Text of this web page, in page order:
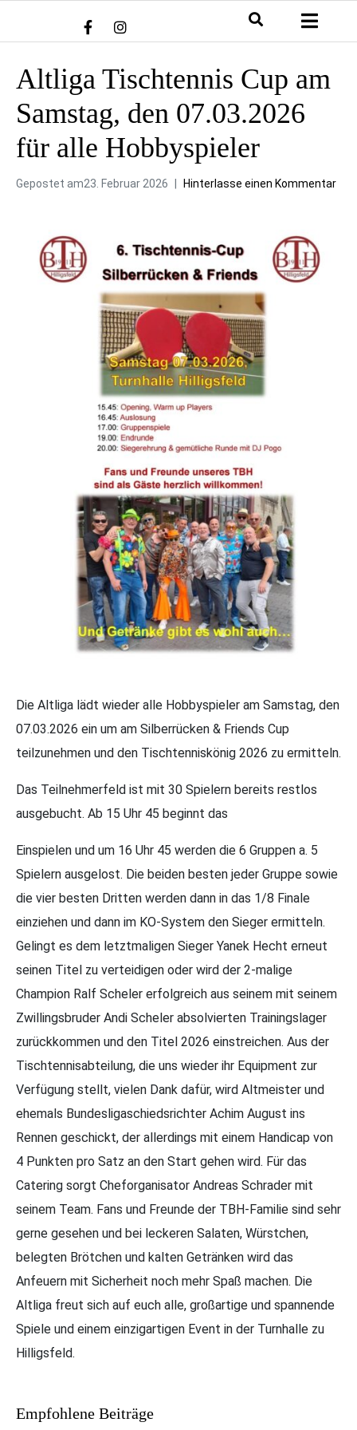
Altliga Tischtennis Cup am
Samstag, den 07.03.2026
für alle Hobbyspieler
Gepostet am23. Februar 2026 Hinterlasse einen Kommentar
Die Altliga lädt wieder alle Hobbyspieler am Samstag, den
07.03.2026 ein um am Silberrücken & Friends Cup
teilzunehmen und den Tischtenniskönig 2026 zu ermitteln.
Das Teilnehmerfeld ist mit 30 Spielern bereits restlos
ausgebucht. Ab 15 Uhr 45 beginnt das
Einspielen und um 16 Uhr 45 werden die 6 Gruppen a. 5
Spielern ausgelost. Die beiden besten jeder Gruppe sowie
die vier besten Dritten werden dann in das 1/8 Finale
einziehen und dann im KO-System den Sieger ermitteln.
Gelingt es dem letztmaligen Sieger Yanek Hecht erneut
seinen Titel zu verteidigen oder wird der 2-malige
Champion Ralf Scheler erfolgreich aus seinem mit seinem
Zwillingsbruder Andi Scheler absolvierten Trainingslager
zurückkommen und den Titel 2026 einstreichen. Aus der
Tischtennisabteilung, die uns wieder ihr Equipment zur
Verfügung stellt, vielen Dank dafür, wird Altmeister und
ehemals Bundesligaschiedsrichter Achim August ins
Rennen geschickt, der allerdings mit einem Handicap von
4 Punkten pro Satz an den Start gehen wird. Für das
Catering sorgt Cheforganisator Andreas Schrader mit
seinem Team. Fans und Freunde der TBH-Familie sind sehr
gerne gesehen und bei leckeren Salaten, Würstchen,
belegten Brötchen und kalten Getränken wird das
Anfeuern mit Sicherheit noch mehr Spaß machen. Die
Altliga freut sich auf euch alle, großartige und spannende
Spiele und einem einzigartigen Event in der Turnhalle zu
Hilligsfeld.
Empfohlene Beiträge